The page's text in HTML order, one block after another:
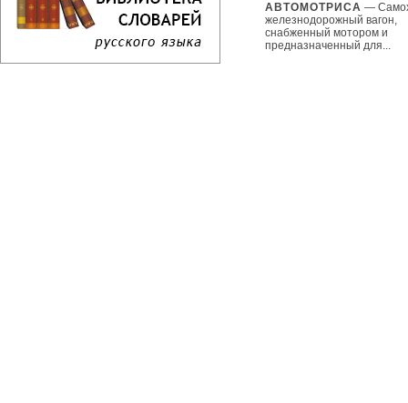
АВТОМОТРИСА —
железнодорожный вагон,
снабженный мотором и
предназначенный для...